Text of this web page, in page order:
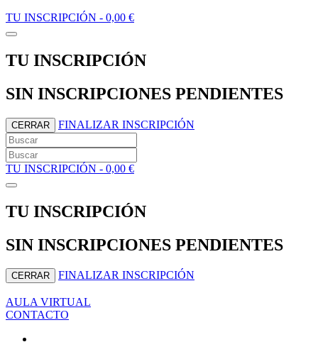
TU INSCRIPCIÓN - 0,00 €
TU INSCRIPCIÓN
SIN INSCRIPCIONES PENDIENTES
CERRAR FINALIZAR INSCRIPCIÓN
TU INSCRIPCIÓN - 0,00 €
TU INSCRIPCIÓN
SIN INSCRIPCIONES PENDIENTES
CERRAR FINALIZAR INSCRIPCIÓN
AULA VIRTUAL
CONTACTO